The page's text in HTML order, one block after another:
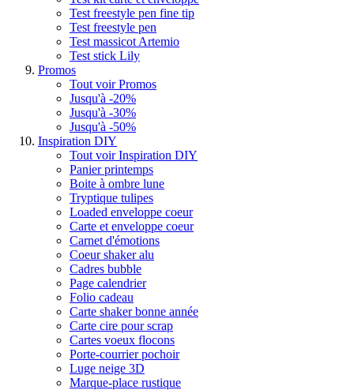
Test freestyle pen fine tip
Test freestyle pen
Test massicot Artemio
Test stick Lily
Promos
Tout voir Promos
Jusqu'à -20%
Jusqu'à -30%
Jusqu'à -50%
Inspiration DIY
Tout voir Inspiration DIY
Panier printemps
Boite à ombre lune
Tryptique tulipes
Loaded enveloppe coeur
Carte et enveloppe coeur
Carnet d'émotions
Coeur shaker alu
Cadres bubble
Page calendrier
Folio cadeau
Carte shaker bonne année
Carte cire pour scrap
Cartes voeux flocons
Porte-courrier pochoir
Luge neige 3D
Marque-place rustique